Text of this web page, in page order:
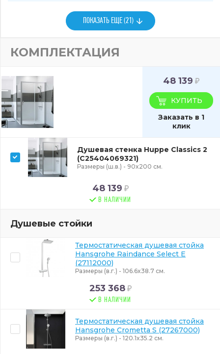
ПОКАЗАТЬ ЕЩЕ (21)
КОМПЛЕКТАЦИЯ
48 139
КУПИТЬ
Заказать в 1
клик
Душевая стенка Huppe Classics 2
(C25404069321)
Размеры (ш.в.) - 90x200 см.
48 139
В НАЛИЧИИ
Душевые стойки
Термостатическая душевая стойка
Hansgrohe Raindance Select E
(27112000)
Размеры (в.г.) - 106.6x38.7 см.
253 368
В НАЛИЧИИ
Термостатическая душевая стойка
Hansgrohe Crometta S (27267000)
Размеры (в.г.) - 120.1x35.2 см.